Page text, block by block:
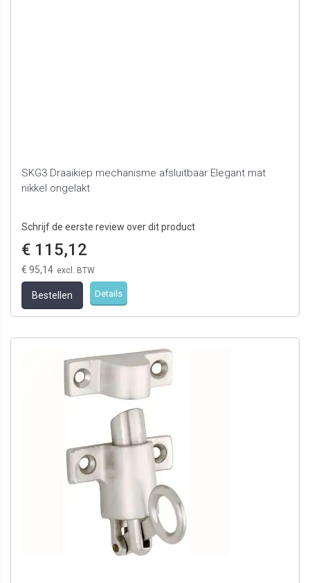
SKG3 Draaikiep mechanisme afsluitbaar Elegant mat
nikkel ongelakt
Schrijf de eerste review over dit product
€ 115,12
€ 95,14
Bestellen Details